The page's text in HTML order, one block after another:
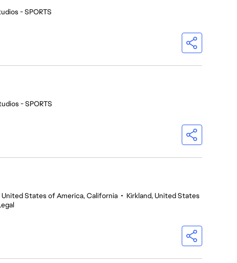
- SPORTS
- SPORTS
United States of America, California • Kirkland, United States